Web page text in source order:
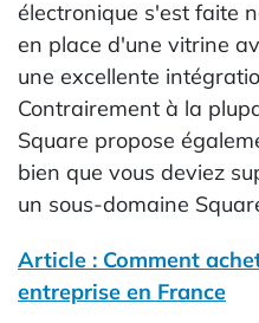
électronique s'est faite
en place d'une vitrine
une excellente
Contrairement à la
Square propose
bien que vous deviez
un sous-domaine
Article : Comment
entreprise en France